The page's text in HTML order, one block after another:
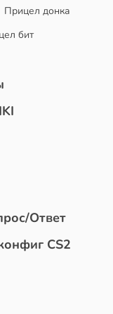
Прицел донка
бит
Ответ
CS2